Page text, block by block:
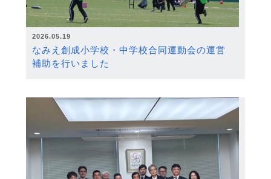
2026.05.19
なみえ創成小学校・中学校合同運動会の運営
補助を行いました